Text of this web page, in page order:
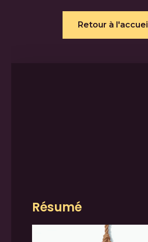
Retour à l'accueil
Résumé